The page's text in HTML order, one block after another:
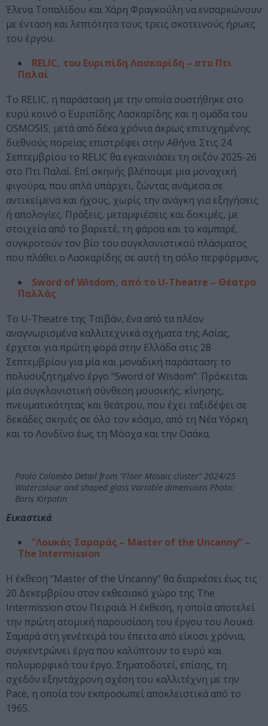
Έλενα Τοπαλίδου και Χάρη Φραγκούλη να ενσαρκώνουν
με ένταση και λεπτότητα τους τρεις σκοτεινούς ήρωες
του έργου.
RELIC, του Ευριπίδη Λασκαρίδη – στο Πτι
Παλαί
Το RELIC, η παράσταση με την οποία συστήθηκε στο
ευρύ κοινό ο Ευριπίδης Λασκαρίδης και η ομάδα του
OSMOSIS, μετά από δέκα χρόνια άκρως επιτυχημένης
διεθνούς πορείας επιστρέφει στην Αθήνα. Στις 24
Σεπτεμβρίου το RELIC θα εγκαινιάσει τη σεζόν 2025-26
στο Πτι Παλαί. Επί σκηνής βλέπουμε μια μοναχική
φιγούρα, που απλά υπάρχει, ζώντας ανάμεσα σε
αντικείμενα και ήχους, χωρίς την ανάγκη για εξηγήσεις
ή απολογίες. Πράξεις, μεταμφιέσεις και δοκιμές, με
στοιχεία από το βαριετέ, τη φάρσα και το καμπαρέ,
συγκροτούν τον βίο του συγκλονιστικού πλάσματος
που πλάθει ο Λασκαρίδης σε αυτή τη σόλο περφόρμανς.
Sword of Wisdom, από το U-Theatre – Θέατρο
Παλλάς
Το U-Theatre της Ταϊβάν, ένα από τα πλέον
αναγνωρισμένα καλλιτεχνικά σχήματα της Ασίας,
έρχεται για πρώτη φορά στην Ελλάδα στις 28
Σεπτεμβρίου για μία και μοναδική παράσταση: το
πολυσυζητημένο έργο “Sword of Wisdom”. Πρόκειται
μία συγκλονιστική σύνθεση μουσικής, κίνησης,
πνευματικότητας και θεάτρου, που έχει ταξιδέψει σε
δεκάδες σκηνές σε όλο τον κόσμο, από τη Νέα Υόρκη
και το Λονδίνο έως τη Μόσχα και την Οσάκα.
Paolo Colombo Detail from “Floor Mosaic cluster” 2024/25
Watercolour and shaped glass Variable dimensions Photo:
Boris Kirpotin
Εικαστικά
“Λουκάς Σαμαράς – Master of the Uncanny” –
The Intermission
Η έκθεση “Master of the Uncanny” θα διαρκέσει έως τις
20 Δεκεμβρίου στον εκθεσιακό χώρο της The
Intermission στον Πειραιά. Η έκθεση, η οποία αποτελεί
την πρώτη ατομική παρουσίαση του έργου του Λουκά
Σαμαρά στη γενέτειρά του έπειτα από είκοσι χρόνια,
συγκεντρώνει έργα που καλύπτουν το ευρύ και
πολυμορφικό του έργο. Σηματοδοτεί, επίσης, τη
σχεδόν εξηντάχρονη σχέση του καλλιτέχνη με την
Pace, η οποία τον εκπροσωπεί αποκλειστικά από το
1965.